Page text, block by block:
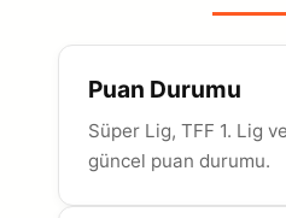
Puan Durumu
Süper Lig, TFF 1. Lig
güncel puan durumu.